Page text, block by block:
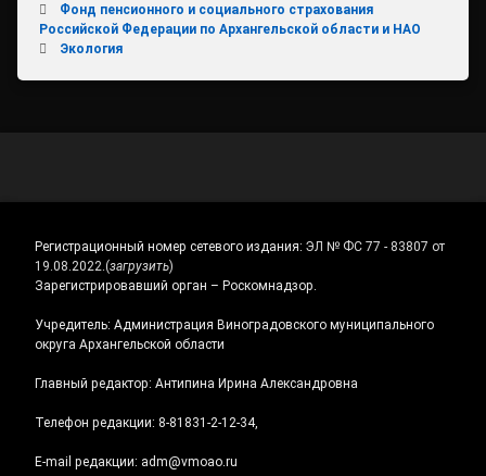
Фонд пенсионного и социального страхования
Российской Федерации по Архангельской области и НАО
Экология
Регистрационный номер сетевого издания: ЭЛ № ФС 77 - 83807 от
19.08.2022.(загрузить)
Зарегистрировавший орган – Роскомнадзор.
Учредитель: Администрация Виноградовского муниципального
округа Архангельской области
Главный редактор: Антипина Ирина Александровна
Телефон редакции: 8-81831-2-12-34,
E-mail редакции: adm@vmoao.ru